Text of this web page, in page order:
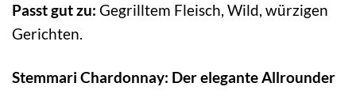
Passt gut zu: Gegrilltem Fleisch, Wild, würzigen
Gerichten.
Stemmari Chardonnay: Der elegante Allrounder